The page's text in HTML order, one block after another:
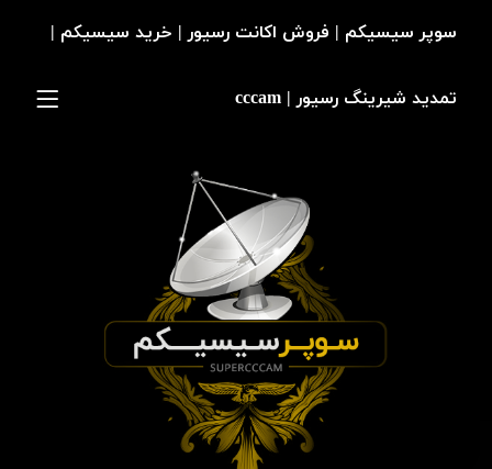
سوپر سیسیکم | فروش اکانت رسیور | خرید سیسیکم |
تمدید شیرینگ رسیور | cccam